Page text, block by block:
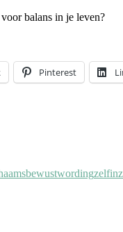
balans in je leven?
Pinterest